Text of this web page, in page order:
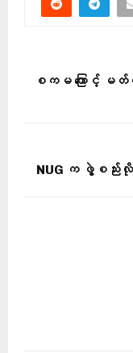
စကမ ကြောင့် မ
NUG က ဖွဲ့စည်းလို